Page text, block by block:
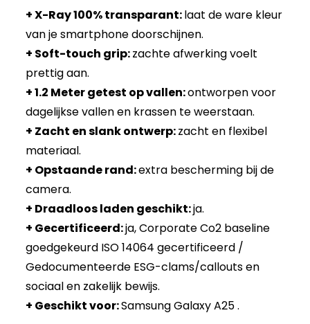
+ X-Ray 100% transparant:laat de ware kleur
van je smartphone doorschijnen.
+ Soft-touch grip:zachte afwerking voelt
prettig aan.
+ 1.2 Meter getest op vallen:ontworpen voor
dagelijkse vallen en krassen te weerstaan.
+ Zacht en slank ontwerp:zacht en flexibel
materiaal.
+ Opstaande rand:extra bescherming bij de
camera.
+ Draadloos laden geschikt:ja.
+ Gecertificeerd:ja, Corporate Co2 baseline
goedgekeurd ISO 14064 gecertificeerd /
Gedocumenteerde ESG-clams/callouts en
sociaal en zakelijk bewijs.
+ Geschikt voor:Samsung Galaxy A25 .